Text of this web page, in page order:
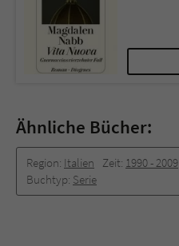
Ähnliche Bücher:
Region: Italien Zeit: 1990 -­ 2009
Buchtyp: Serie